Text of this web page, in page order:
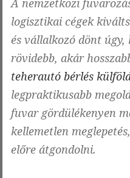
A nemzetközi
logisztikai cégek
és vállalkozó dönt
rövidebb, akár
teherautó bérlés
legpraktikusabb
fuvar gördülékenyen
kellemetlen
előre átgondolni.